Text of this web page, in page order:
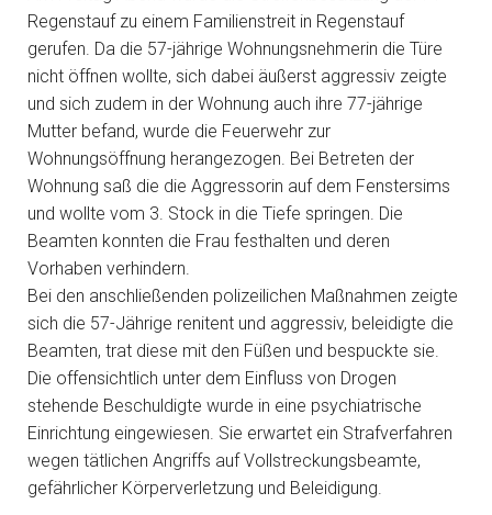
Regenstauf zu einem Familienstreit in Regenstauf
gerufen. Da die 57-jährige Wohnungsnehmerin die Türe
nicht öffnen wollte, sich dabei äußerst aggressiv zeigte
und sich zudem in der Wohnung auch ihre 77-jährige
Mutter befand, wurde die Feuerwehr zur
Wohnungsöffnung herangezogen. Bei Betreten der
Wohnung saß die die Aggressorin auf dem Fenstersims
und wollte vom 3. Stock in die Tiefe springen. Die
Beamten konnten die Frau festhalten und deren
Vorhaben verhindern.
Bei den anschließenden polizeilichen Maßnahmen zeigte
sich die 57-Jährige renitent und aggressiv, beleidigte die
Beamten, trat diese mit den Füßen und bespuckte sie.
Die offensichtlich unter dem Einfluss von Drogen
stehende Beschuldigte wurde in eine psychiatrische
Einrichtung eingewiesen. Sie erwartet ein Strafverfahren
wegen tätlichen Angriffs auf Vollstreckungsbeamte,
gefährlicher Körperverletzung und Beleidigung.